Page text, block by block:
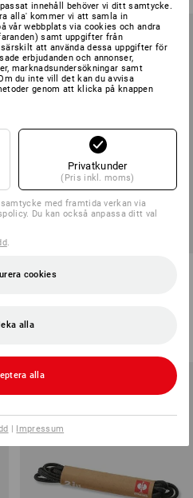
Iläggssula Eco Therm
från
innehåll behöver vi ditt samtycke.
alla' kommer vi att samla in
vår webbplats via cookies och andra
samt uppgifter från
att använda dessa uppgifter för
erbjudanden och annonser,
marknadsundersökningar samt
du inte vill det kan du avvisa
genom att klicka på knappen
Privatkunder
(Pris inkl. moms)
med framtida verkan via
Du kan också anpassa ditt val
.
cookies
alla
alla
| Impressum